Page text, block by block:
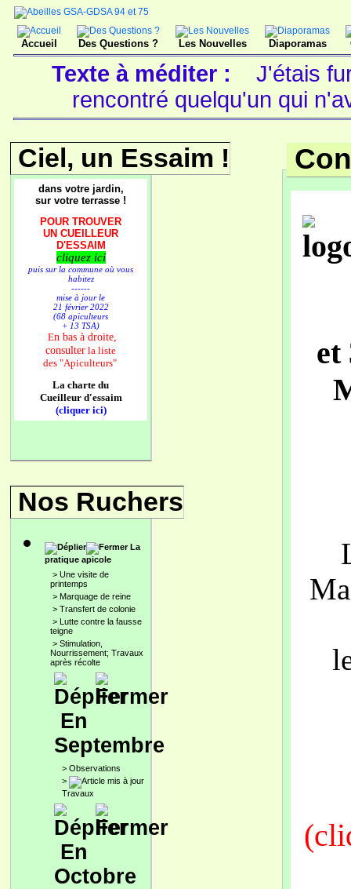
Accueil Des Questions ? Les Nouvelles Diaporamas
Texte à méditer :
J'étais
rencontré quelqu'un qui
Ciel, un Essaim !
dans votre jardin,
sur votre terrasse !
POUR TROUVER
UN CUEILLEUR
D'ESSAIM
cliquez ici
puis sur la commune où vous
habitez
------
mise à jour le
21 février 2022
(68 apiculteurs
+ 13 TSA)
En bas à droite,
consulter la liste
des "Apiculteurs"
La charte du
Cueilleur d'essaim
(cliquer ici)
Nos Ruchers
La
pratique apicole
> Une visite de
printemps
> Marquage de reine
> Transfert de colonie
> Lutte contre la fausse
teigne
> Stimulation,
Nourrissement; Travaux
après récolte
En
Septembre
> Observations
>
Travaux
En
Octobre
et